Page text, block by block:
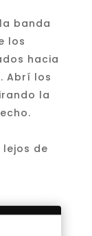
banda
los
hacia
Abrí los
la
lejos de